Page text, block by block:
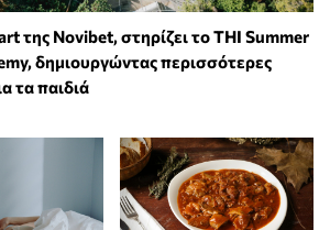
της Novibet, στηρίζει το THI Summer
δημιουργώντας περισσότερες
τα παιδιά